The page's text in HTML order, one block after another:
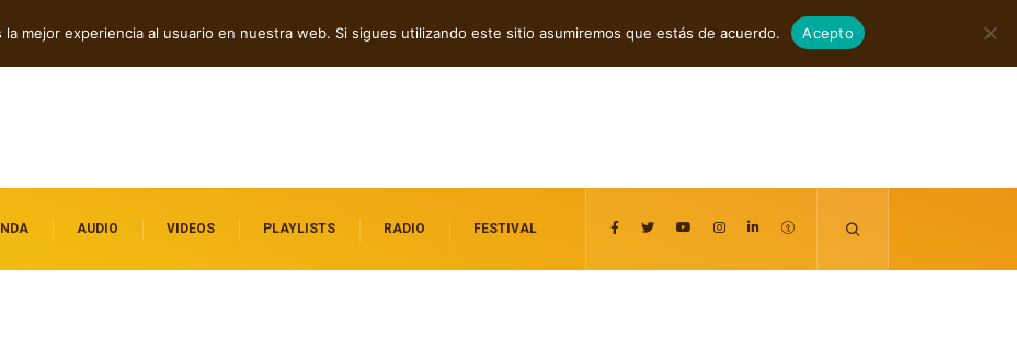
agosto 7, 2026
AUDIO VIDEOS PLAYLISTS RADIO FESTIVAL
mejor experiencia al usuario en nuestra web. Si sigues utilizando este sitio asumiremos que estás de acuerdo. Acepto